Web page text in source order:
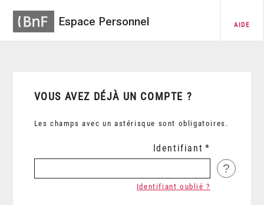
Espace Personnel AIDE
VOUS AVEZ DÉJÀ UN COMPTE ?
Les champs avec un astérisque sont obligatoires.
Identifiant
?
Identifiant oublié ?